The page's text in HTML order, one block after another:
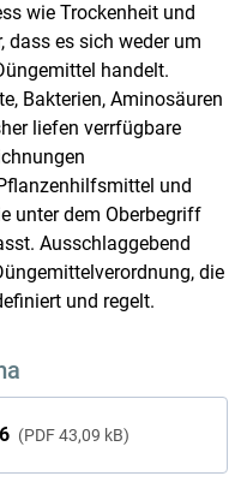
wie Trockenheit und
dass es sich weder um
handelt.
Bakterien, Aminosäuren
liefen verrfügbare
und
unter dem Oberbegriff
Ausschlaggebend
die
und regelt.
PDF 43,09 kB